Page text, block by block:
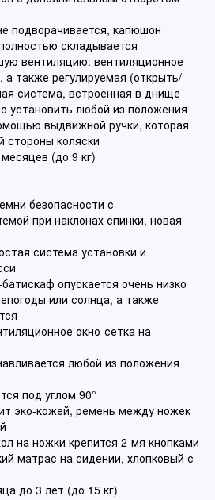
подворачивается, капюшон
складывается
вентиляцию: вентиляционное
также регулируемая (открыть/
система, встроенная в днище
любой из положения
выдвижной ручки, которая
стороны коляски
(до 9 кг)
безопасности с
при наклонах спинки, новая
система установки и
опускается очень низко
или солнца, а также
окно-сетка на
любой из положения
под углом 90°
эко-кожей, ремень между ножек
на ножки крепится 2-мя кнопками
матрас на сидении, хлопковый с
до 3 лет (до 15 кг)